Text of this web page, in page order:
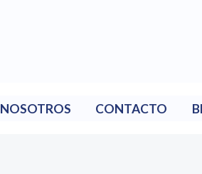
NOSOTROS CONTACTO